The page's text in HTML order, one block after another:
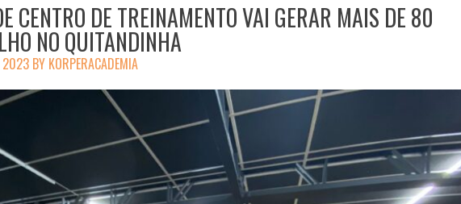
CENTRO DE TREINAMENTO VAI GERAR MAIS DE 80
NO QUITANDINHA
2023 BY KORPERACADEMIA